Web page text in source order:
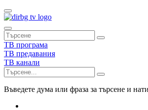
ТВ програма
ТВ предавания
ТВ канали
Въведете дума или фраза за търсене и